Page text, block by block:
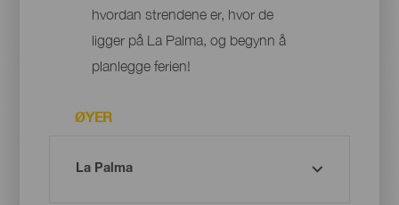
hvordan strendene er, hvor de
ligger på La Palma, og begynn å
planlegge ferien!
ØYER